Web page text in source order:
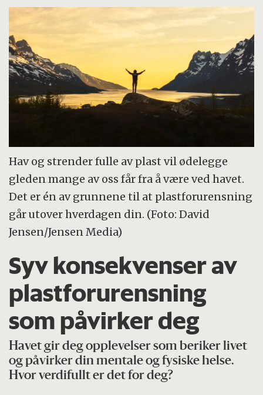
Hav og strender fulle av plast vil ødelegge
gleden mange av oss får fra å være ved havet.
Det er én av grunnene til at plastforurensning
går utover hverdagen din. (Foto: David
Jensen/Jensen Media)
Syv konsekvenser av
plastforurensning
som påvirker deg
Havet gir deg opplevelser som beriker livet
og påvirker din mentale og fysiske helse.
Hvor verdifullt er det for deg?